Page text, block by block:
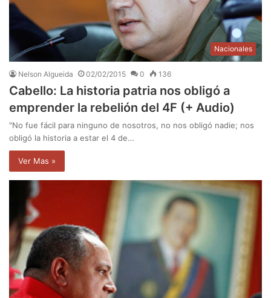
Nacionales
Nelson Algueida 02/02/2015 0 136
Cabello: La historia patria nos obligó a
emprender la rebelión del 4F (+ Audio)
"No fue fácil para ninguno de nosotros, no nos obligó nadie; nos
obligó la historia a estar el 4 de…
Ver Mas »